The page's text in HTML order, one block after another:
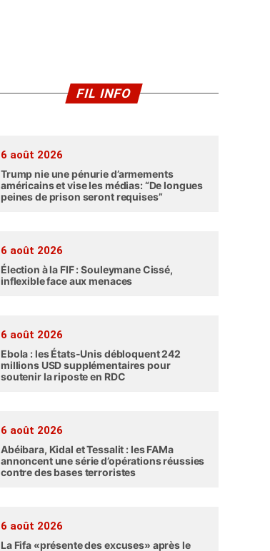
FIL INFO
6 août 2026
Trump nie une pénurie d’armements
américains et vise les médias: “De longues
peines de prison seront requises”
6 août 2026
Élection à la FIF : Souleymane Cissé,
inflexible face aux menaces
6 août 2026
Ebola : les États-Unis débloquent 242
millions USD supplémentaires pour
soutenir la riposte en RDC
6 août 2026
Abéibara, Kidal et Tessalit : les FAMa
annoncent une série d’opérations réussies
contre des bases terroristes
6 août 2026
La Fifa «présente des excuses» après le